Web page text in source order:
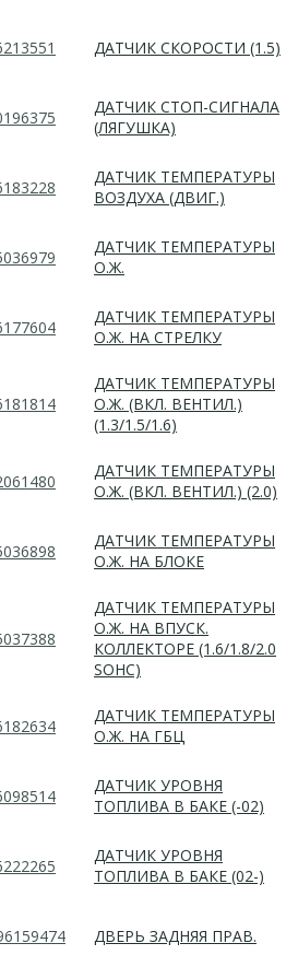
ДАТЧИК СКОРОСТИ (1.5)
ДАТЧИК СТОП-СИГНАЛА
(ЛЯГУШКА)
ДАТЧИК ТЕМПЕРАТУРЫ
ВОЗДУХА (ДВИГ.)
ДАТЧИК ТЕМПЕРАТУРЫ
О.Ж.
ДАТЧИК ТЕМПЕРАТУРЫ
О.Ж. НА СТРЕЛКУ
ДАТЧИК ТЕМПЕРАТУРЫ
О.Ж. (ВКЛ. ВЕНТИЛ.)
(1.3/1.5/1.6)
ДАТЧИК ТЕМПЕРАТУРЫ
О.Ж. (ВКЛ. ВЕНТИЛ.) (2.0)
ДАТЧИК ТЕМПЕРАТУРЫ
О.Ж. НА БЛОКЕ
ДАТЧИК ТЕМПЕРАТУРЫ
О.Ж. НА ВПУСК.
КОЛЛЕКТОРЕ (1.6/1.8/2.0
SOHC)
ДАТЧИК ТЕМПЕРАТУРЫ
О.Ж. НА ГБЦ
ДАТЧИК УРОВНЯ
ТОПЛИВА В БАКЕ (-02)
ДАТЧИК УРОВНЯ
ТОПЛИВА В БАКЕ (02-)
ДВЕРЬ ЗАДНЯЯ ПРАВ.